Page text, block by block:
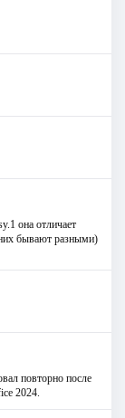
она отличает
бывают разными)
повторно после
2024.